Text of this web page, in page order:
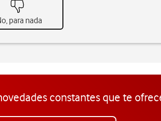
para nada
constantes que te